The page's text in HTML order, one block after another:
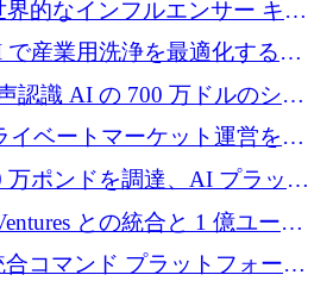
的なインフルエンサー キャ
化するためにシリーズ A で
達
で産業用洗浄を最適化するた
ロを調達
認識 AI の 700 万ドルのシー
了
イベートマーケット運営を自
200 万ドルを調達
万ポンドを調達、AI プラット
を買収して子ども向け言語療
との統合と 1 億ユーロ
りシード投資に拡大
合コマンド プラットフォーム